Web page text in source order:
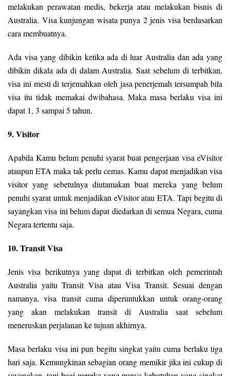
melakukan perawatan medis, bekerja atau melakukan bisnis di
Australia. Visa kunjungan wisata punya 2 jenis visa berdasarkan
cara membuatnya.
Ada visa yang dibikin ketika ada di luar Australia dan ada yang
dibikin dikala ada di dalam Australia. Saat sebelum di terbitkan,
visa ini mesti di terjemahkan oleh jasa penerjemah tersumpah bila
visa itu tidak memakai dwibahasa. Maka masa berlaku visa ini
dapat 1, 3 sampai 5 tahun.
9. Visitor
Apabila Kamu belum penuhi syarat buat pengerjaan visa eVisitor
ataupun ETA maka tak perlu cemas. Kamu dapat menjadikan visa
visitor yang sebetulnya diutamakan buat mereka yang belum
penuhi syarat untuk menjadikan eVisitor atau ETA. Tapi begitu di
sayangkan visa ini belum dapat diedarkan di semua Negara, cuma
Negara tertentu saja.
10. Transit Visa
Jenis visa berikutnya yang dapat di terbitkan oleh pemerintah
Australia yaitu Transit Visa atau Visa Transit. Sesuai dengan
namanya, visa transit cuma diperuntukkan untuk orang-orang
yang akan melakukan transit di Australia saat sebelum
meneruskan perjalanan ke tujuan akhirnya.
Masa berlaku visa ini pun begitu singkat yaitu cuma berlaku tiga
hari saja. Kemungkinan sebagian orang memikir jika ini cukup di